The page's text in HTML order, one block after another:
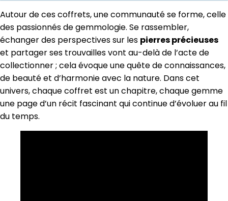
Autour de ces coffrets, une communauté se forme, celle
des passionnés de gemmologie. Se rassembler,
échanger des perspectives sur les pierres précieuses
et partager ses trouvailles vont au-delà de l’acte de
collectionner ; cela évoque une quête de connaissances,
de beauté et d’harmonie avec la nature. Dans cet
univers, chaque coffret est un chapitre, chaque gemme
une page d’un récit fascinant qui continue d’évoluer au fil
du temps.